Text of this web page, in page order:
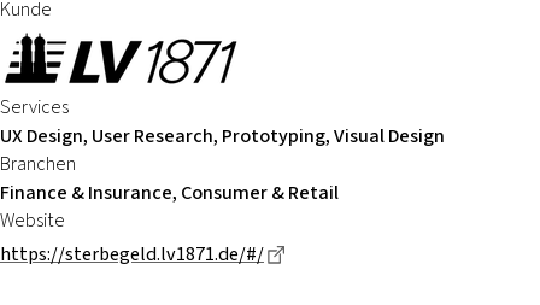
Kunde
Services
UX Design, User Research, Prototyping, Visual Design
Branchen
Finance & Insurance, Consumer & Retail
Website
https://sterbegeld.lv1871.de/#/